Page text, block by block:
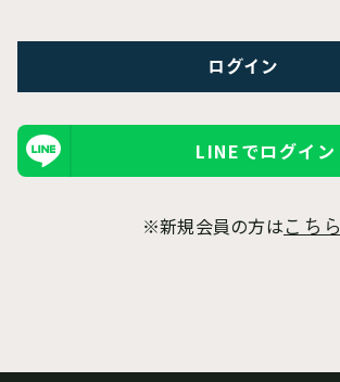
LINEでログイン
※新規会員の方は こちら